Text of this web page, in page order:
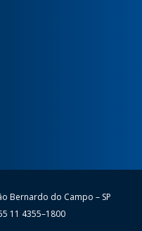
Bernardo do Campo – SP
11 4355–1800